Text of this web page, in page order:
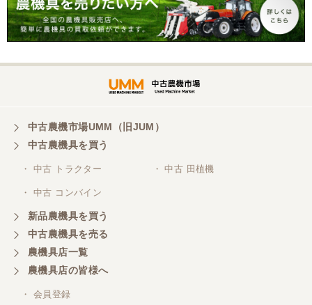
三重県／谷本勝美
こちらの、対応、も、よくして、くれました。
対応も、よくしてくれました、有難うございまし
三重県／山本
対応ありがとうございました。
三重県／山本
共立シュレッターを受け取りました。 状態は問題な
く、エンジンも調子がよさそうです。 ありがとうご
ざいました。
中古農機市場UMM（旧JUM）
中古農機具を買う
・ 中古 トラクター ・ 中古 田植機
・ 中古 コンバイン
新品農機具を買う
中古農機具を売る
農機具店一覧
農機具店の皆様へ
・ 会員登録